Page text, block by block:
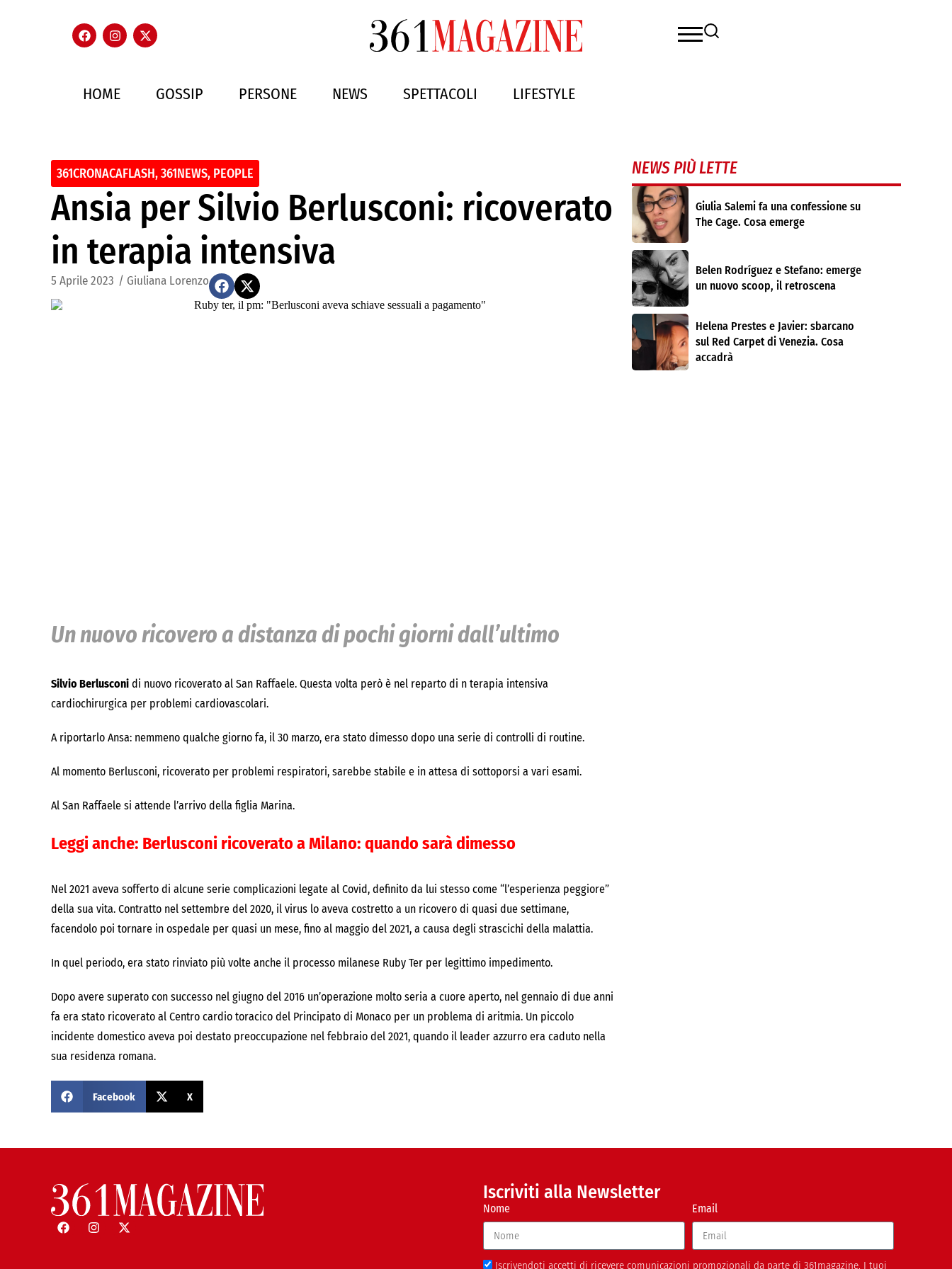
HOME GOSSIP PERSONE NEWS SPETTACOLI LIFESTYLE
361CRONACAFLASH,361NEWS, PEOPLE
Ansia per Silvio Berlusconi: ricoverato
in terapia intensiva
5 Aprile 2023 / Giuliana Lorenzo
Un nuovo ricovero a distanza di pochi giorni dall’ultimo
Silvio Berlusconi di nuovo ricoverato al San Raffaele. Questa volta però è nel reparto di n terapia intensiva
cardiochirurgica per problemi cardiovascolari.
A riportarlo Ansa: nemmeno qualche giorno fa, il 30 marzo, era stato dimesso dopo una serie di controlli di routine.
Al momento Berlusconi, ricoverato per problemi respiratori, sarebbe stabile e in attesa di sottoporsi a vari esami.
Al San Raffaele si attende l’arrivo della figlia Marina.
Leggi anche: Berlusconi ricoverato a Milano: quando sarà dimesso
Nel 2021 aveva sofferto di alcune serie complicazioni legate al Covid, definito da lui stesso come “l’esperienza peggiore”
della sua vita. Contratto nel settembre del 2020, il virus lo aveva costretto a un ricovero di quasi due settimane,
facendolo poi tornare in ospedale per quasi un mese, fino al maggio del 2021, a causa degli strascichi della malattia.
In quel periodo, era stato rinviato più volte anche il processo milanese Ruby Ter per legittimo impedimento.
Dopo avere superato con successo nel giugno del 2016 un’operazione molto seria a cuore aperto, nel gennaio di due anni
fa era stato ricoverato al Centro cardio toracico del Principato di Monaco per un problema di aritmia. Un piccolo
incidente domestico aveva poi destato preoccupazione nel febbraio del 2021, quando il leader azzurro era caduto nella
sua residenza romana.
Facebook X
NEWS PIÙ LETTE
Giulia Salemi fa una confessione su
The Cage. Cosa emerge
Belen Rodríguez e Stefano: emerge
un nuovo scoop, il retroscena
Helena Prestes e Javier: sbarcano
sul Red Carpet di Venezia. Cosa
accadrà
Iscriviti alla Newsletter
Nome Email
Iscrivendoti accetti di ricevere comunicazioni promozionali da parte di 361magazine. I tuoi